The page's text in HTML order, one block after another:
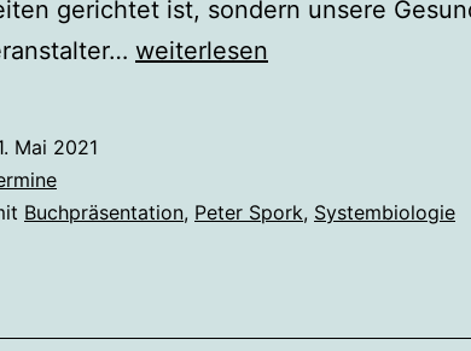
gerichtet ist, sondern unsere
Online,
Die
Lebens
weiterlesen
Mai 2021
Buchpräsentation, Peter Spork, Systembiologie